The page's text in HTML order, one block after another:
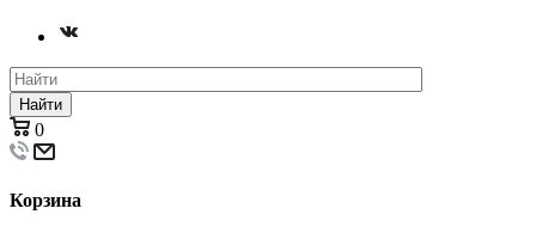
Найти
0
Корзина